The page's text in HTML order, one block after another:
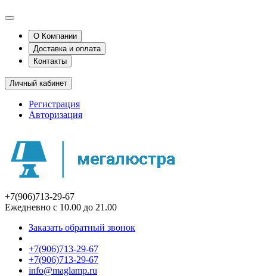
О Компании
Доставка и оплата
Контакты
Личный кабинет
Регистрация
Авторизация
+7(906)713-29-67
Ежедневно с 10.00 до 21.00
Заказать обратный звонок
+7(906)713-29-67
+7(906)713-29-67
info@maglamp.ru